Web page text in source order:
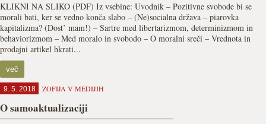
KLIKNI NA SLIKO (PDF) Iz vsebine: Uvodnik – Pozitivne svobode bi se
morali bati, ker se vedno konča slabo – (Ne)socialna država – piarovka
kapitalizma? (Dost’ mam!) – Sartre med libertarizmom, determinizmom in
behaviorizmom – Med moralo in svobodo – O moralni sreči – Vrednota in
prodajni artikel hkrati...
več
9. 5. 2018 ZOFIJA V MEDIJIH
O samoaktualizaciji